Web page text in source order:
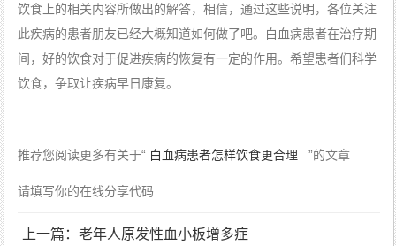
饮食上的相关内容所做出的解答，相信，通过这些说明，各位关注
此疾病的患者朋友已经大概知道如何做了吧。白血病患者在治疗期
间，好的饮食对于促进疾病的恢复有一定的作用。希望患者们科学
饮食，争取让疾病早日康复。
推荐您阅读更多有关于“ 白血病患者怎样饮食更合理 ”的文章
请填写你的在线分享代码
上一篇：老年人原发性血小板增多症